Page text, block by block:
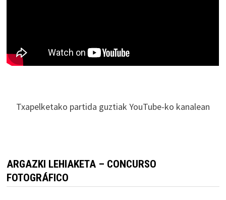
Txapelketako partida guztiak YouTube-ko kanalean
ARGAZKI LEHIAKETA – CONCURSO
FOTOGRÁFICO